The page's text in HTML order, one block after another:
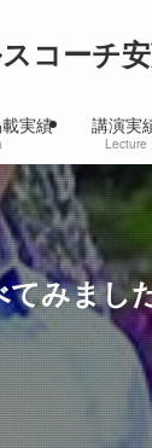
コーチ
実績 講演実
Lecture
てみまし